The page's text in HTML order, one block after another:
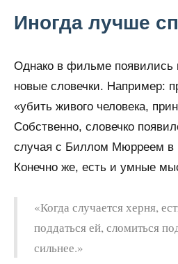
Иногда лучше
Однако в фильме появились
новые словечки. Например:
«убить живого человека,
Собственно, словечко
случая с Биллом Мюрреем в
Конечно же, есть и умные
«Когда случается херня,
поддаться ей, сломиться
сильнее.»